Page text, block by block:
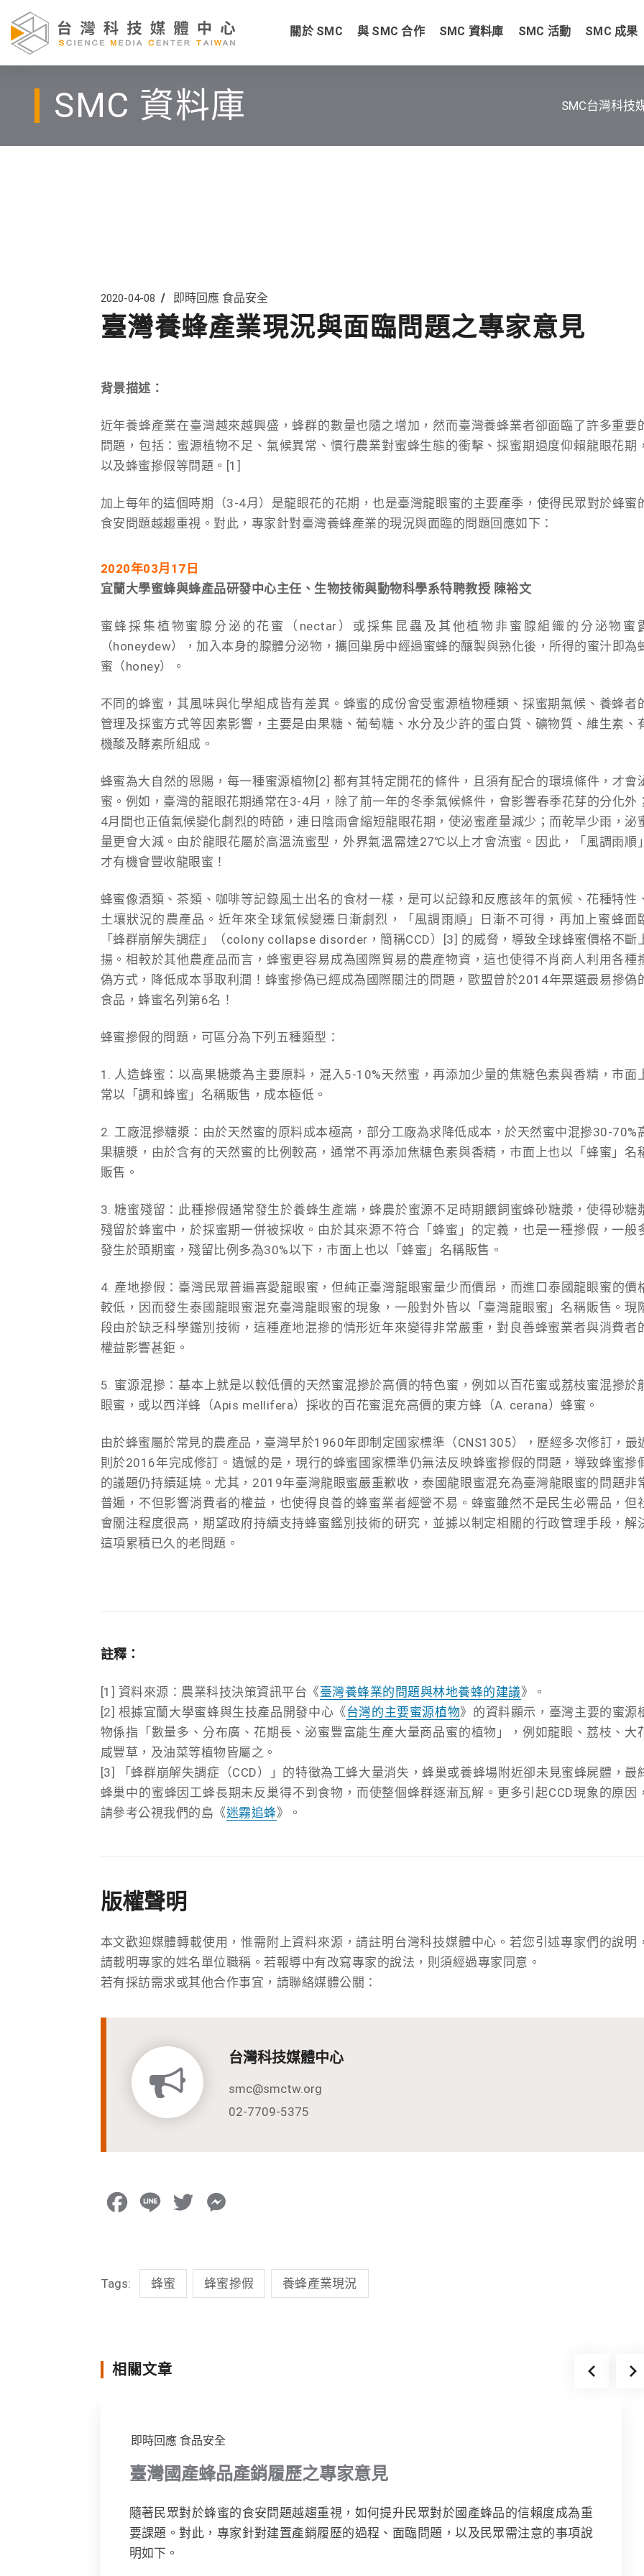
關於 SMC 與 SMC 合作 SMC 資料庫 SMC 活動 SMC 成果
SMC 資料庫 SMC台灣科技
2020-04-08 即時回應 食品安全
臺灣養蜂產業現況與面臨問題之專家意見
背景描述：
近年養蜂產業在臺灣越來越興盛，蜂群的數量也隨之增加，然而臺灣養蜂業者卻面臨了許多重要
問題，包括：蜜源植物不足、氣候異常、慣行農業對蜜蜂生態的衝擊、採蜜期過度仰賴龍眼花期，
以及蜂蜜摻假等問題。[1]
加上每年的這個時期（3-4月）是龍眼花的花期，也是臺灣龍眼蜜的主要產季，使得民眾對於蜂蜜
食安問題越趨重視。對此，專家針對臺灣養蜂產業的現況與面臨的問題回應如下：
2020年03月17日
宜蘭大學蜜蜂與蜂產品研發中心主任、生物技術與動物科學系特聘教授 陳裕文
蜜蜂採集植物蜜腺分泌的花蜜（nectar）或採集昆蟲及其他植物非蜜腺組織的分泌物蜜
（honeydew），加入本身的腺體分泌物，攜回巢房中經過蜜蜂的釀製與熟化後，所得的蜜汁即為
蜜（honey）。
不同的蜂蜜，其風味與化學組成皆有差異。蜂蜜的成份會受蜜源植物種類、採蜜期氣候、養蜂者
管理及採蜜方式等因素影響，主要是由果糖、葡萄糖、水分及少許的蛋白質、礦物質、維生素、
機酸及酵素所組成。
蜂蜜為大自然的恩賜，每一種蜜源植物[2] 都有其特定開花的條件，且須有配合的環境條件，才會
蜜。例如，臺灣的龍眼花期通常在3-4月，除了前一年的冬季氣候條件，會影響春季花芽的分化外；
4月間也正值氣候變化劇烈的時節，連日陰雨會縮短龍眼花期，使泌蜜產量減少；而乾旱少雨，泌
量更會大減。由於龍眼花屬於高溫流蜜型，外界氣溫需達27℃以上才會流蜜。因此，「風調雨順」
才有機會豐收龍眼蜜！
蜂蜜像酒類、茶類、咖啡等記錄風土出名的食材一樣，是可以記錄和反應該年的氣候、花種特性
土壤狀況的農產品。近年來全球氣候變遷日漸劇烈，「風調雨順」日漸不可得，再加上蜜蜂面
「蜂群崩解失調症」（colony collapse disorder，簡稱CCD）[3] 的威脅，導致全球蜂蜜價格不斷
揚。相較於其他農產品而言，蜂蜜更容易成為國際貿易的農產物資，這也使得不肖商人利用各種
偽方式，降低成本爭取利潤！蜂蜜摻偽已經成為國際關注的問題，歐盟曾於2014年票選最易摻偽
食品，蜂蜜名列第6名！
蜂蜜摻假的問題，可區分為下列五種類型：
1. 人造蜂蜜：以高果糖漿為主要原料，混入5-10%天然蜜，再添加少量的焦糖色素與香精，市面
常以「調和蜂蜜」名稱販售，成本極低。
2. 工廠混摻糖漿：由於天然蜜的原料成本極高，部分工廠為求降低成本，於天然蜜中混摻30-70%
果糖漿，由於含有的天然蜜的比例較高，通常不再添加焦糖色素與香精，市面上也以「蜂蜜」名
販售。
3. 糖蜜殘留：此種摻假通常發生於養蜂生產端，蜂農於蜜源不足時期餵飼蜜蜂砂糖漿，使得砂糖
殘留於蜂蜜中，於採蜜期一併被採收。由於其來源不符合「蜂蜜」的定義，也是一種摻假，一般
發生於頭期蜜，殘留比例多為30%以下，市面上也以「蜂蜜」名稱販售。
4. 產地摻假：臺灣民眾普遍喜愛龍眼蜜，但純正臺灣龍眼蜜量少而價昂，而進口泰國龍眼蜜的價
較低，因而發生泰國龍眼蜜混充臺灣龍眼蜜的現象，一般對外皆以「臺灣龍眼蜜」名稱販售。現
段由於缺乏科學鑑別技術，這種產地混摻的情形近年來變得非常嚴重，對良善蜂蜜業者與消費者
權益影響甚鉅。
5. 蜜源混摻：基本上就是以較低價的天然蜜混摻於高價的特色蜜，例如以百花蜜或荔枝蜜混摻於
眼蜜，或以西洋蜂（Apis mellifera）採收的百花蜜混充高價的東方蜂（A. cerana）蜂蜜。
由於蜂蜜屬於常見的農產品，臺灣早於1960年即制定國家標準（CNS1305），歷經多次修訂，最
則於2016年完成修訂。遺憾的是，現行的蜂蜜國家標準仍無法反映蜂蜜摻假的問題，導致蜂蜜摻
的議題仍持續延燒。尤其，2019年臺灣龍眼蜜嚴重歉收，泰國龍眼蜜混充為臺灣龍眼蜜的問題非
普遍，不但影響消費者的權益，也使得良善的蜂蜜業者經營不易。蜂蜜雖然不是民生必需品，但
會關注程度很高，期望政府持續支持蜂蜜鑑別技術的研究，並據以制定相關的行政管理手段，解
這項累積已久的老問題。
註釋：
[1] 資料來源：農業科技決策資訊平台《臺灣養蜂業的問題與林地養蜂的建議》。
[2] 根據宜蘭大學蜜蜂與生技產品開發中心《台灣的主要蜜源植物》的資料顯示，臺灣主要的蜜源
物係指「數量多、分布廣、花期長、泌蜜豐富能生產大量商品蜜的植物」，例如龍眼、荔枝、大
咸豐草，及油菜等植物皆屬之。
[3] 「蜂群崩解失調症（CCD）」的特徵為工蜂大量消失，蜂巢或養蜂場附近卻未見蜜蜂屍體，最
蜂巢中的蜜蜂因工蜂長期未反巢得不到食物，而使整個蜂群逐漸瓦解。更多引起CCD現象的原因，
請參考公視我們的島《迷霧追蜂》。
版權聲明
本文歡迎媒體轉載使用，惟需附上資料來源，請註明台灣科技媒體中心。若您引述專家們的說明，
請載明專家的姓名單位職稱。若報導中有改寫專家的說法，則須經過專家同意。
若有採訪需求或其他合作事宜，請聯絡媒體公關：
台灣科技媒體中心
smc@smctw.org
02-7709-5375
o
e
s
Tags: 蜂蜜 蜂蜜摻假 養蜂產業現況
相關文章
即時回應 食品安全
臺灣國產蜂品產銷履歷之專家意見
隨著民眾對於蜂蜜的食安問題越趨重視，如何提升民眾對於國產蜂品的信賴度成為重
要課題。對此，專家針對建置產銷履歷的過程、面臨問題，以及民眾需注意的事項說
明如下。